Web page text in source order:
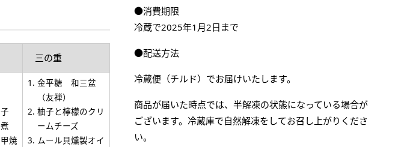
三の重
焼
金平糖 和三盆
（友禅）
柚子と檸檬のクリ
ームチーズ
ムール貝燻製オイ
●消費期限
冷蔵で2025年1月2日まで
●配送方法
冷蔵便（チルド）でお届けいたします。
商品が届いた時点では、半解凍の状態になっている場合が
ございます。冷蔵庫で自然解凍をしてお召し上がりくださ
い。